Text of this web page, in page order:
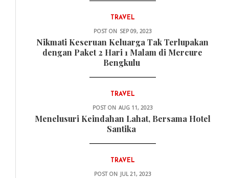
TRAVEL
POST ON SEP 09, 2023
Nikmati Keseruan Keluarga Tak Terlupakan
dengan Paket 2 Hari 1 Malam di Mercure
Bengkulu
TRAVEL
POST ON AUG 11, 2023
Menelusuri Keindahan Lahat, Bersama Hotel
Santika
TRAVEL
POST ON JUL 21, 2023